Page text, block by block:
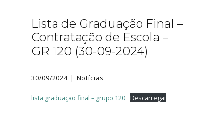
Lista de Graduação Final –
Contratação de Escola –
GR 120 (30-09-2024)
30/09/2024 Notícias
lista graduação final – grupo 120 Descarregar